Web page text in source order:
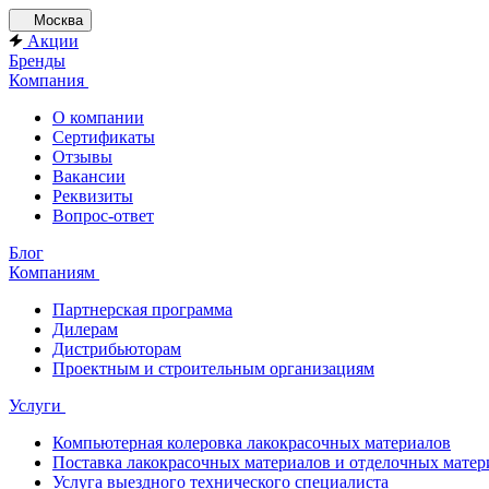
Москва
Акции
Бренды
Компания
О компании
Сертификаты
Отзывы
Вакансии
Реквизиты
Вопрос-ответ
Блог
Компаниям
Партнерская программа
Дилерам
Дистрибьюторам
Проектным и строительным организациям
Услуги
Компьютерная колеровка лакокрасочных материалов
Поставка лакокрасочных материалов и отделочных
Услуга выездного технического специалиста